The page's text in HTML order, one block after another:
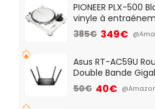
QWERTY UK - Noir
PIONEER PLX-500
vinyle à
vitesses (33-45-
pre-ampli intégré
385€ 349€
Asus RT-AC59U
Double Bande
Client VPN, Triple
d'accès et Bridge,
50€ 40€